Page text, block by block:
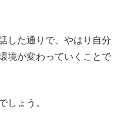
した通りで、やはり自分
境が変わっていくことで
しょう。